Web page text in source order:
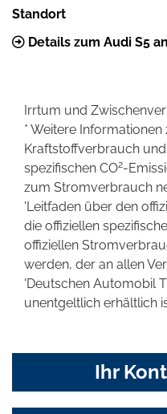
Standort
Details zum Audi S5
Irrtum und
* Weitere
Kraftstoffverbrauch
spezifischen CO2-
zum Stromverbrauch
'Leitfaden über den
die offiziellen
offiziellen
werden, der an allen
'Deutschen Automobil
unentgeltlich erhältlich
Ihr